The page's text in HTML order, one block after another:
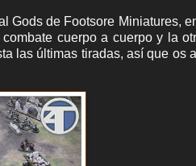
Gods de Footsore Miniatures,
cuerpo a cuerpo y la
las últimas tiradas, así que os